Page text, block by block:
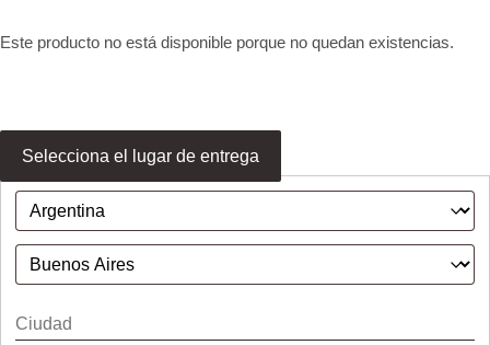
Este producto no está disponible porque no quedan existencias.
Selecciona el lugar de entrega